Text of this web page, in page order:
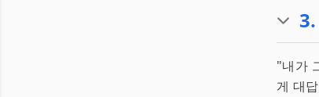
3.
"내가
게 대